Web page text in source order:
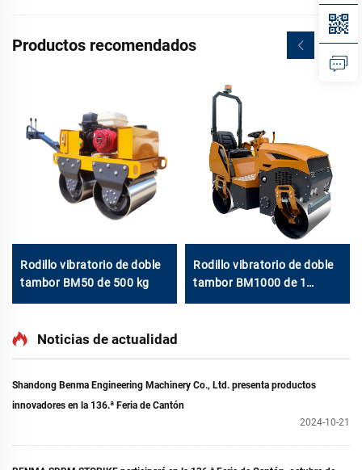
Productos recomendados
Rodillo vibratorio de doble
tambor BM50 de 500 kg
Rodillo vibratorio de doble
tambor BM1000 de 1
Noticias de actualidad
Shandong Benma Engineering Machinery Co., Ltd. presenta productos
innovadores en la 136.ª Feria de Cantón
2024-10-21